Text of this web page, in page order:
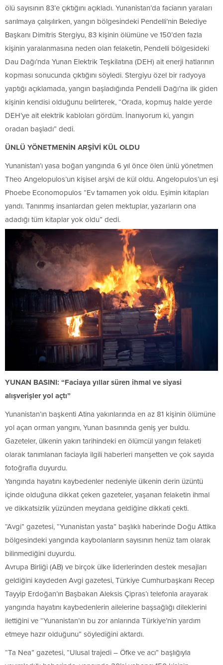
ölü sayısının 83’e çıktığını açıkladı. Yunanistan’da facianın yaraları
sarılmaya çalışılırken, yangın bölgesindeki Pendelli’nin Belediye
Başkanı Dimitris Stergiyu, 83 kişinin ölümüne ve 150’den fazla
kişinin yaralanmasına neden olan felaketin, Pendelli bölgesideki
Dau Dağı’nda Yunan Elektrik Teşkilatına (DEH) ait enerji hatlarının
kopması sonucunda çıktığını söyledi. Stergiyu özel bir radyoya
yaptığı açıklamada, yangın başladığında Pendelli Dağı’na ilk giden
kişinin kendisi olduğunu belirterek, “Orada, kopmuş halde yerde
DEH’ye ait elektrik kabloları gördüm. İnanıyorum ki, yangın
oradan başladı” dedi.
ÜNLÜ YÖNETMENİN ARŞİVİ KÜL OLDU
Yunanistan’ı yasa boğan yangında 6 yıl önce ölen ünlü yönetmen
Theo Angelopulos’un kişisel arşivi de kül oldu. Angelopulos’un eşi
Phoebe Economopulos “Ev tamamen yok oldu. Eşimin kitapları
yandı. Tanınmış insanlardan gelen mektuplar, yazarların ona
adadığı tüm kitaplar yok oldu” dedi.
YUNAN BASINI: “Faciaya yıllar süren ihmal ve siyasi
alışverişler yol açtı”
Yunanistan’ın başkenti Atina yakınlarında en az 81 kişinin ölümüne
yol açan orman yangını, Yunan basınında geniş yer buldu.
Gazeteler, ülkenin yakın tarihindeki en ölümcül yangın felaketi
olarak tanımlanan faciayla ilgili haberleri manşetten ve çok sayıda
fotoğrafla duyurdu.
Yangında hayatını kaybedenler nedeniyle ülkenin derin üzüntü
içinde olduğuna dikkat çeken gazeteler, yaşanan felaketin ihmal
ve dikkatsizlik yüzünden meydana geldiğine dikkati çekti.
“Avgi” gazetesi, “Yunanistan yasta” başlıklı haberinde Doğu Attika
bölgesindeki yangında kaybolanların sayısının henüz tam olarak
bilinmediğini duyurdu.
Avrupa Birliği (AB) ve birçok ülke liderlerinden destek mesajları
geldiğini kaydeden Avgi gazetesi, Türkiye Cumhurbaşkanı Recep
Tayyip Erdoğan’ın Başbakan Aleksis Çipras’ı telefonla arayarak
yangında hayatını kaybedenlerin ailelerine başsağlığı dileklerini
ilettiğini ve “Yunanistan’ın bu zor anlarında Türkiye’nin yardım
etmeye hazır olduğunu” söylediğini aktardı.
“Ta Nea” gazetesi, “Ulusal trajedi – Öfke ve acı” başlığıyla